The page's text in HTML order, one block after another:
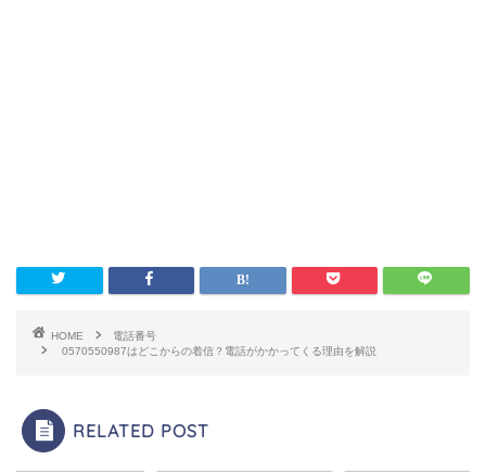
HOME
電話番号
0570550987はどこからの着信？電話がかかってくる理由を解説
RELATED POST